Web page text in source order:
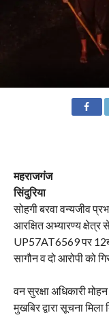
महराजगंज
सिंदुरिया
सोहगी बरवा वन्यजीव
आरक्षित अभ्यारण्य
UP57AT6569 पर
सागौन व दो आरोपी को
वन सुरक्षा अधिकारी
मुखबिर द्वारा सूचना